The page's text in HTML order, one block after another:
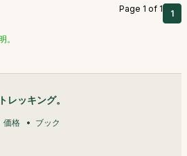
Page 1 of 1 1
。
トレッキング。
価格 ブック